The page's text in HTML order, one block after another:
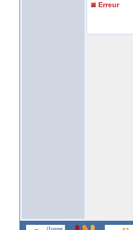
Erreur